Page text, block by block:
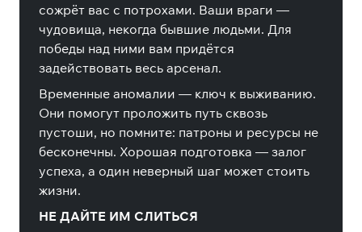
сожрёт вас с потрохами. Ваши враги —
чудовища, некогда бывшие людьми. Для
победы над ними вам придётся
задействовать весь арсенал.
Временные аномалии — ключ к выживанию.
Они помогут проложить путь сквозь
пустоши, но помните: патроны и ресурсы не
бесконечны. Хорошая подготовка — залог
успеха, а один неверный шаг может стоить
жизни.
НЕ ДАЙТЕ ИМ СЛИТЬСЯ